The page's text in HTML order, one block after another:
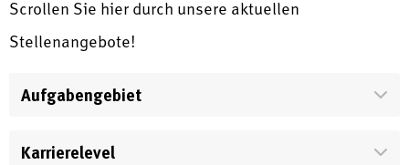
Scrollen Sie hier durch unsere aktuellen
Stellenangebote!
Aufgabengebiet
Karrierelevel